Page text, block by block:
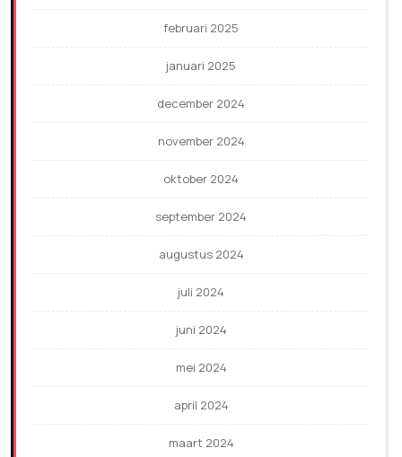
februari 2025
januari 2025
december 2024
november 2024
oktober 2024
september 2024
augustus 2024
juli 2024
juni 2024
mei 2024
april 2024
maart 2024